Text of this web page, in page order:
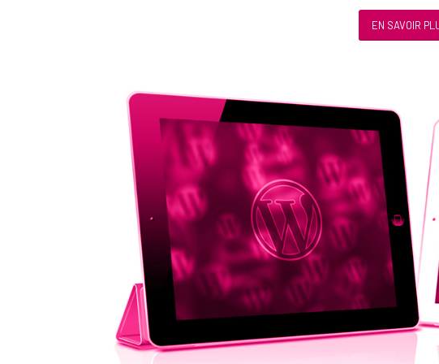
EN SAVOIR